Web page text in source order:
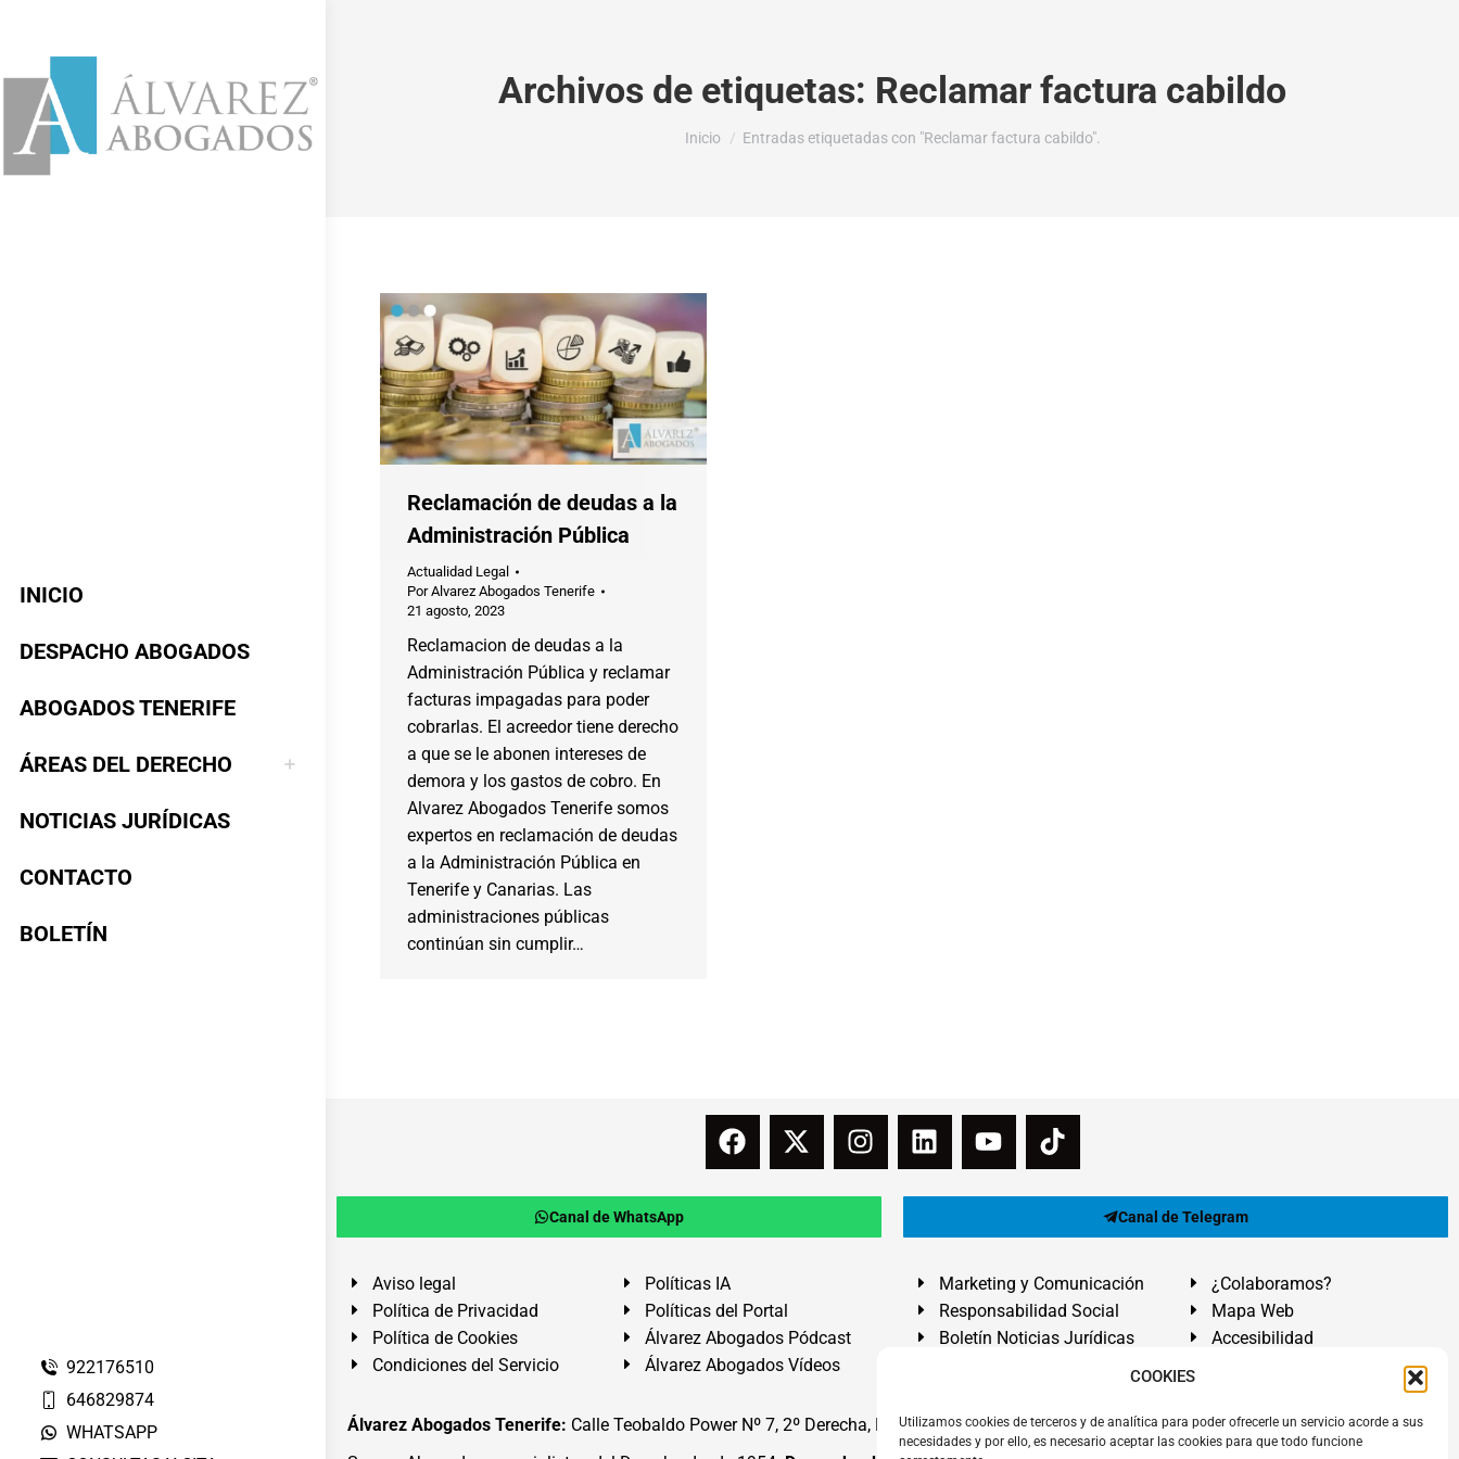
COOKIES
Utilizamos cookies de terceros y de analítica para poder ofrecerle un servicio acorde a sus
necesidades y por ello, es necesario aceptar las cookies para que todo funcione
INICIO
DESPACHO ABOGADOS
ABOGADOS TENERIFE
ÁREAS DEL DERECHO
NOTICIAS JURÍDICAS
CONTACTO
BOLETÍN
922176510
646829874
WHATSAPP
Archivos de etiquetas: Reclamar factura cabildo
Estás aquí:
Inicio Entradas etiquetadas con "Reclamar factura cabildo".
Reclamación de deudas a la
Administración Pública
Actualidad Legal
PorAlvarez Abogados Tenerife
21 agosto, 2023
Reclamacion de deudas a la
Administración Pública y reclamar
facturas impagadas para poder
cobrarlas. El acreedor tiene derecho
a que se le abonen intereses de
demora y los gastos de cobro. En
Alvarez Abogados Tenerife somos
expertos en reclamación de deudas
a la Administración Pública en
Tenerife y Canarias. Las
administraciones públicas
continúan sin cumplir…
Canal de WhatsApp Canal de Telegram
Aviso legal
Política de Privacidad
Política de Cookies
Condiciones del Servicio
Políticas IA
Políticas del Portal
Álvarez Abogados Pódcast
Álvarez Abogados Vídeos
Marketing y Comunicación
Responsabilidad Social
Boletín Noticias Jurídicas
¿Colaboramos?
Mapa Web
Accesibilidad
Álvarez Abogados Tenerife: Calle Teobaldo Power Nº 7, 2º Derecha, El Médano, Granadilla de Abona, Santa Cruz de Tenerife. Islas Canarias.